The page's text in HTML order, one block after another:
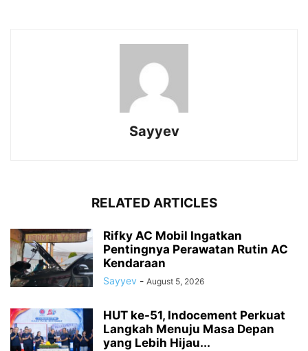
Sayyev
RELATED ARTICLES
Rifky AC Mobil Ingatkan
Pentingnya Perawatan Rutin AC
Kendaraan
Sayyev - August 5, 2026
HUT ke-51, Indocement Perkuat
Langkah Menuju Masa Depan
yang Lebih Hijau...